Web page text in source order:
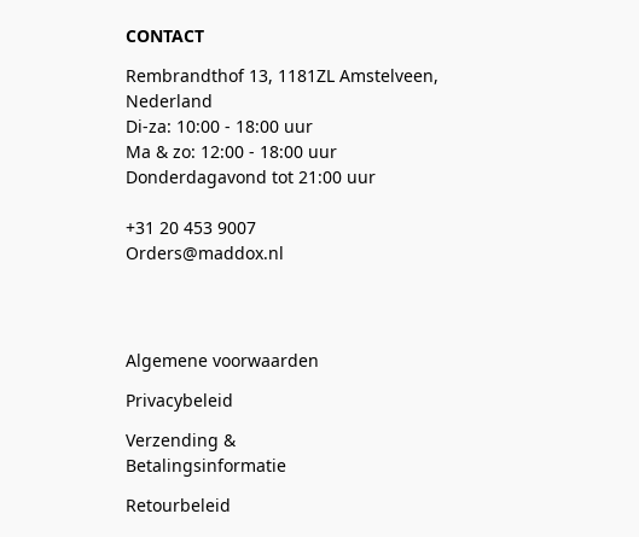
CONTACT
Rembrandthof 13, 1181ZL Amstelveen,
Nederland
Di-za: 10:00 - 18:00 uur
Ma & zo: 12:00 - 18:00 uur
Donderdagavond tot 21:00 uur
+31 20 453 9007
Orders@maddox.nl
Algemene voorwaarden
Privacybeleid
Verzending &
Betalingsinformatie
Retourbeleid